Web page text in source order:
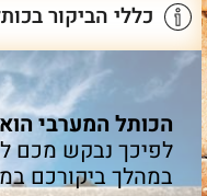
כללי הביקור
הכותל המערבי
לפיכך נבקש מכם
במהלך ביקורכם